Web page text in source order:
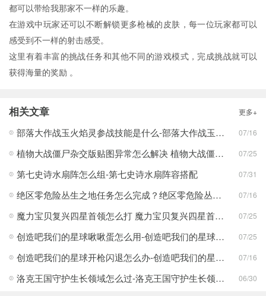
都可以带给我那家不一样的乐趣。
在游戏中玩家还可以不断解锁更多枪械的皮肤，每一位玩家都可以
感受到不一样的射击感受。
这里有着丰富的挑战任务和其他不同的游戏模式，完成挑战就可以
获得海量的奖励 。
相关文章 更多+
部落大作战玉火焰灵参战技能是什么-部落大作战玉火焰灵参战技能合集 07/16
植物大战僵尸杂交版贴图异常怎么解决 植物大战僵尸杂交版贴图异常教程 07/25
第七史诗水扇阵怎么组-第七史诗水扇阵容搭配 07/31
绝区零危险丛生之地任务怎么完成？绝区零危险丛生之地任务完成攻略 07/16
魔力宝贝复兴四星首领怎么打 魔力宝贝复兴四星首领打法合集 07/25
创造吧我们的星球啾啾蛋怎么用-创造吧我们的星球啾啾蛋使用攻略 07/25
创造吧我们的星球开枪闪退怎么办-创造吧我们的星球开枪闪退合集 07/16
洛克王国守护生长领域怎么过-洛克王国守护生长领域通关攻略 06/30